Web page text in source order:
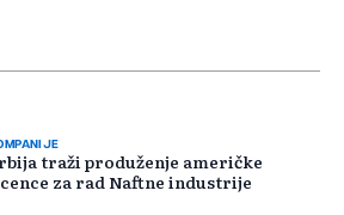
traži produženje američke
za rad Naftne industrije